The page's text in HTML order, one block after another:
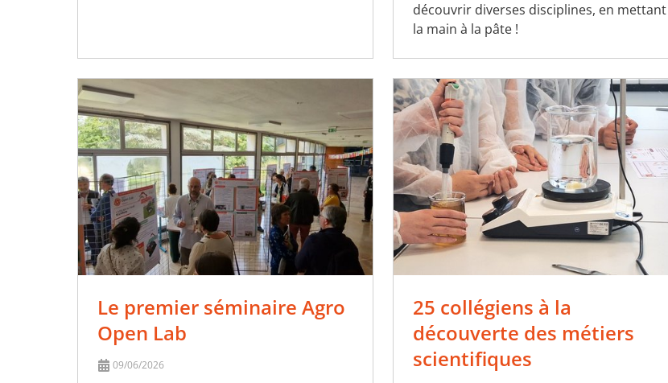
découvrir diverses disciplines, en mettant
la main à la pâte !
Le premier séminaire Agro
Open Lab
09/06/2026
25 collégiens à la
découverte des métiers
scientifiques